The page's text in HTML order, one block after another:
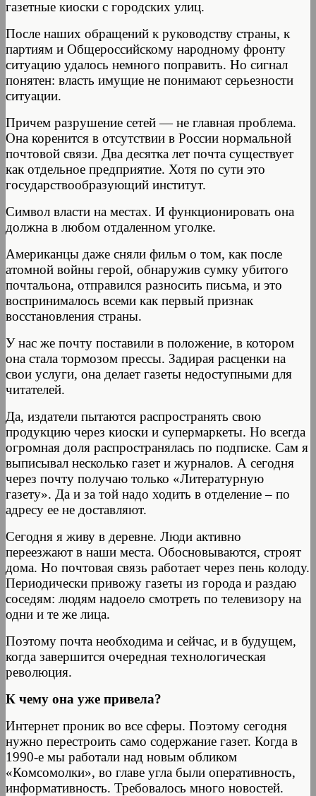
газетные киоски с городских улиц.
После наших обращений к руководству страны, к
партиям и Общероссийскому народному фронту
ситуацию удалось немного поправить. Но сигнал
понятен: власть имущие не понимают серьезности
ситуации.
Причем разрушение сетей — не главная проблема.
Она коренится в отсутствии в России нормальной
почтовой связи. Два десятка лет почта существует
как отдельное предприятие. Хотя по сути это
государствообразующий институт.
Символ власти на местах. И функционировать она
должна в любом отдаленном уголке.
Американцы даже сняли фильм о том, как после
атомной войны герой, обнаружив сумку убитого
почтальона, отправился разносить письма, и это
воспринималось всеми как первый признак
восстановления страны.
У нас же почту поставили в положение, в котором
она стала тормозом прессы. Задирая расценки на
свои услуги, она делает газеты недоступными для
читателей.
Да, издатели пытаются распространять свою
продукцию через киоски и супермаркеты. Но всегда
огромная доля распространялась по подписке. Сам я
выписывал несколько газет и журналов. А сегодня
через почту получаю только «Литературную
газету». Да и за той надо ходить в отделение – по
адресу ее не доставляют.
Сегодня я живу в деревне. Люди активно
переезжают в наши места. Обосновываются, строят
дома. Но почтовая связь работает через пень колоду.
Периодически привожу газеты из города и раздаю
соседям: людям надоело смотреть по телевизору на
одни и те же лица.
Поэтому почта необходима и сейчас, и в будущем,
когда завершится очередная технологическая
революция.
К чему она уже привела?
Интернет проник во все сферы. Поэтому сегодня
нужно перестроить само содержание газет. Когда в
1990-е мы работали над новым обликом
«Комсомолки», во главе угла были оперативность,
информативность. Требовалось много новостей.